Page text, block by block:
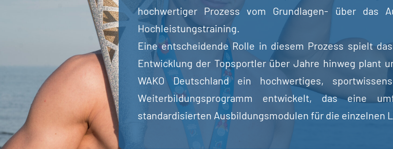
hochwertiger Prozess vom Grundlagen- über das
Hochleistungstraining.
Eine entscheidende Rolle in diesem Prozess spielt
Entwicklung der Topsportler über Jahre hinweg plant
WAKO Deutschland ein hochwertiges,
Weiterbildungsprogramm entwickelt, das eine
standardisierten Ausbildungsmodulen für die einzelnen